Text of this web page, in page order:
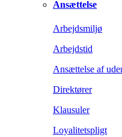
Ansættelse
Arbejdsmiljø
Arbejdstid
Ansættelse af
Direktører
Klausuler
Loyalitetspligt